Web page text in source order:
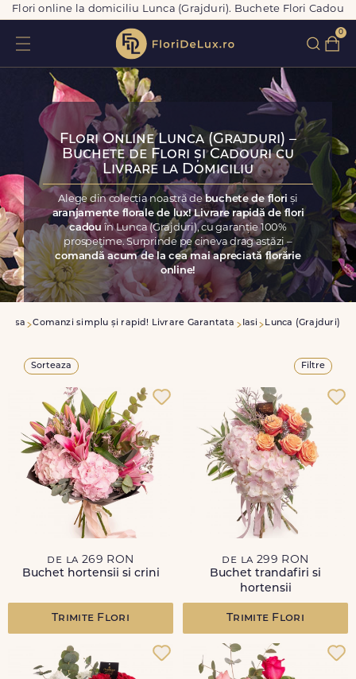
Flori online la domiciliu Lunca (Grajduri). Buchete Flori Cadou
0
Flori Online Lunca (Grajduri) –
Buchete de Flori și Cadouri cu
Livrare la Domiciliu
Alege din colecția noastră de buchete de floriși
aranjamente florale de lux! Livrare rapidă de flori
cadou în Lunca (Grajduri), cu garanție 100%
prospețime. Surprinde pe cineva drag astăzi –
comandă acum de la cea mai apreciată florărie
online!
Comanzi simplu și rapid! Livrare Garantata Iasi Lunca (Grajduri)
Sorteaza Filtre
de la 269 RON
Buchet hortensii si crini
Trimite Flori
de la 299 RON
Buchet trandafiri si
hortensii
Trimite Flori